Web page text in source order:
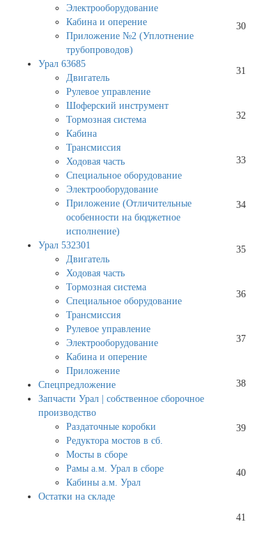
Электрооборудование
Кабина и оперение
Приложение №2 (Уплотнение
трубопроводов)
Урал 63685
Двигатель
Рулевое управление
Шоферский инструмент
Тормозная система
Кабина
Трансмиссия
Ходовая часть
Специальное оборудование
Электрооборудование
Приложение (Отличительные
особенности на бюджетное
исполнение)
Урал 532301
Двигатель
Ходовая часть
Тормозная система
Специальное оборудование
Трансмиссия
Рулевое управление
Электрооборудование
Кабина и оперение
Приложение
Спецпредложение
Запчасти Урал | собственное сборочное
производство
Раздаточные коробки
Редуктора мостов в сб.
Мосты в сборе
Рамы а.м. Урал в сборе
Кабины а.м. Урал
Остатки на складе
30
31
32
33
34
35
36
37
38
39
40
41